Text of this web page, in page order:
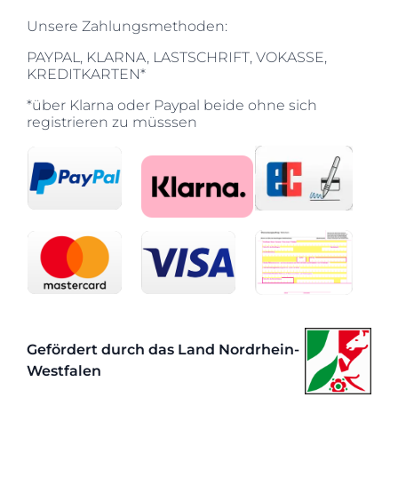
Unsere Zahlungsmethoden:
PAYPAL, KLARNA, LASTSCHRIFT, VOKASSE,
KREDITKARTEN*
*über Klarna oder Paypal beide ohne sich
registrieren zu müsssen
Gefördert durch das Land Nordrhein-
Westfalen